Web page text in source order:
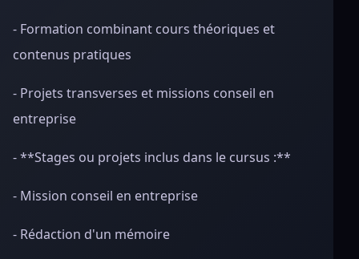
- Formation combinant cours théoriques et
contenus pratiques
- Projets transverses et missions conseil en
entreprise
- **Stages ou projets inclus dans le cursus :**
- Mission conseil en entreprise
- Rédaction d'un mémoire